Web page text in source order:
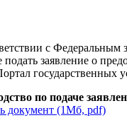
с Федеральным
подать заявление о
государственных
по подаче
документ (1Мб, pdf)